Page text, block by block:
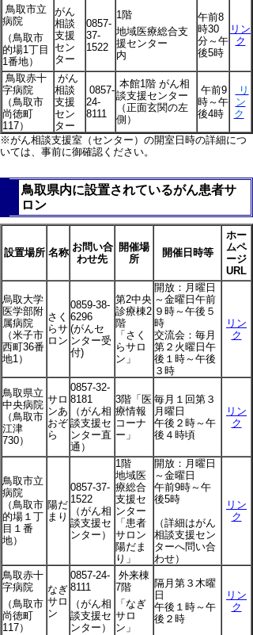
鳥取市立
病院
（鳥取市
的場1丁目
1番地）
がん
相談
支援
セン
ター
0857-
37-
1522
1階
地域医療総合支
援センター
内
午前8
時30
分～午
後5時
リン
ク
鳥取赤十
字病院
（鳥取市
尚徳町
117）
がん
相談
支援
セン
ター
0857-
24-
8111
本館1階 がん相
談支援センター
（正面玄関の左
側）
午前9
時～午
後4時
リ
ン
ク
※がん相談支援室（センター）の開室日時の詳細につ
いては、事前に御確認ください。
鳥取県内に設置されているがん患者サ
ロン
設置場所 名称 お問い合
わせ先
開催場
所
開催日時等
ホー
ムペ
ージ
URL
烏取大学
医学部附
属病院
（米子市
西町36番
地1）
さく
らサ
ロン
0859-38-
6296
(がんセ
ンター受
付)
第2中央
診療棟2
階
「さく
らサロ
ン」
開放：月曜日
～金曜日午前
９時～午後５
時
交流会：毎月
第２火曜日午
後１時～午後
３時
リン
ク
鳥取県立
中央病院
（鳥取市
江津
730）
サロ
ンあ
おぞ
ら
0857-32-
8181
（がん相
談支援セ
ンター直
通）
3階「医
療情報
コーナ
ー」
毎月１回第３
月曜日
午後２時～午
後４時頃
リン
ク
鳥取市立
病院
（鳥取市
的場１丁
目１番
地）
陽だ
まり
0857-37-
1522
（がん相
談支援セ
ンター）
1階
地域医
療総合
支援セ
ンター
「患者
サロン
陽だま
り」
開放：月曜日
～金曜日
午前9時～午
後5時
（詳細はがん
相談支援セン
ターへ問い合
わせ）
リン
ク
鳥取赤十
字病院
（鳥取市
尚徳町
117）
なぎ
サロ
ン
0857-24-
8111
（がん相
談支援セ
ンター）
外来棟
7階
「なぎ
サロ
ン」
隔月第３木曜
日
午後１時～午
後２時
リン
ク